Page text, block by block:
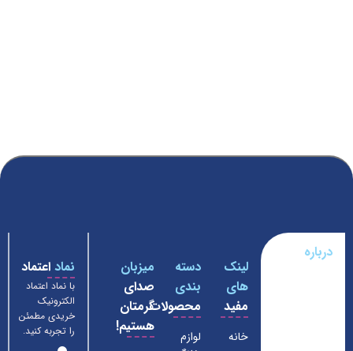
درباره
لینک
های
مفید
خانه
دسته
بندی
محصولات
لوازم
میزبان
صدای
گرمتان
هستیم!
نماد اعتماد
با نماد اعتماد
الکترونیک
خریدی مطمئن
را تجربه کنید.